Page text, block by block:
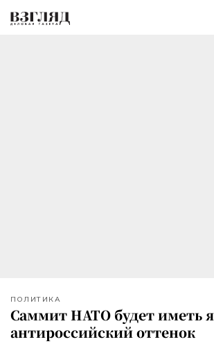
ПОЛИТИКА
Саммит НАТО будет иметь
антироссийский оттенок